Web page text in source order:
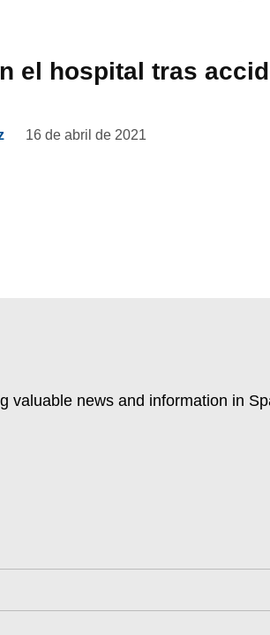
el hospital tras
16 de abril de 2021
news and information in